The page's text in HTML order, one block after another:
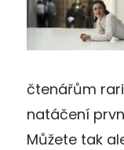
čtenářům
natáčení
Můžete tak